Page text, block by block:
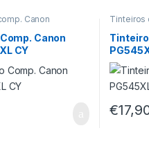
Canon
Canon
CY
Tinteiros
Tinteiro
€